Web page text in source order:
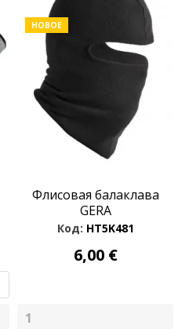
НОВОЕ
Флисовая балаклава
GERA
Код: HT5K481
6,00 €